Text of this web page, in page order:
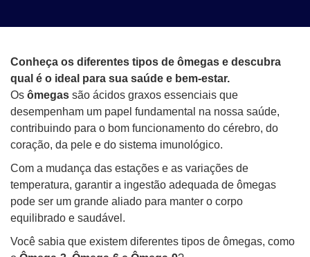
Conheça os diferentes tipos de ômegas e descubra
qual é o ideal para sua saúde e bem-estar.
Os ômegas são ácidos graxos essenciais que
desempenham um papel fundamental na nossa saúde,
contribuindo para o bom funcionamento do cérebro, do
coração, da pele e do sistema imunológico.
Com a mudança das estações e as variações de
temperatura, garantir a ingestão adequada de ômegas
pode ser um grande aliado para manter o corpo
equilibrado e saudável.
Você sabia que existem diferentes tipos de ômegas, como